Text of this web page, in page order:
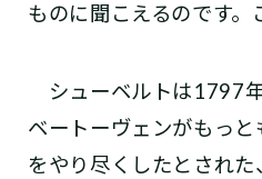
ものに聞こえるのです。
シューベルトは1797
ベートーヴェンがもっ
をやり尽くしたとされ